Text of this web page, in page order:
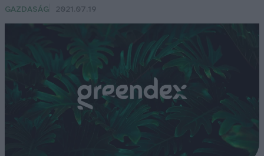
GAZDASÁG 2021.07.19